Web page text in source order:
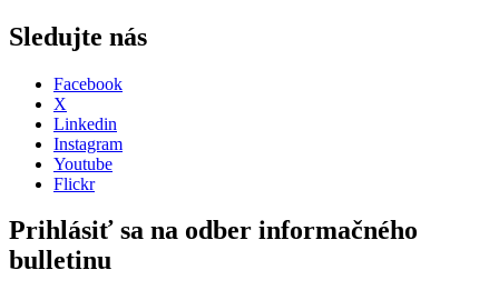
Sledujte nás
Facebook
X
Linkedin
Instagram
Youtube
Flickr
Prihlásiť sa na odber informačného
bulletinu